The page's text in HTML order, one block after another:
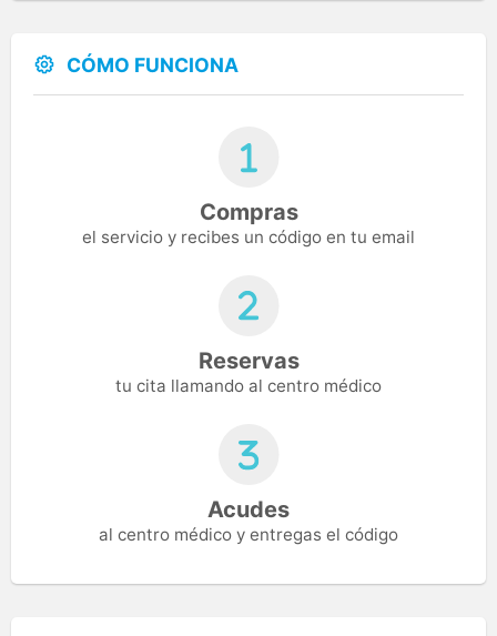
CÓMO FUNCIONA
Compras
el servicio y recibes un código en tu email
Reservas
tu cita llamando al centro médico
Acudes
al centro médico y entregas el código